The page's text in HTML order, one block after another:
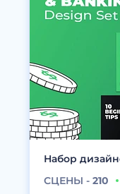
Набор
СЦЕНЫ - 210